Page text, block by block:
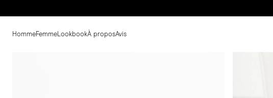
HommeFemme LookbookÀ proposAvis